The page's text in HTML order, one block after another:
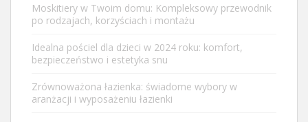
Moskitiery w Twoim domu: Kompleksowy przewodnik
po rodzajach, korzyściach i montażu
Idealna pościel dla dzieci w 2024 roku: komfort,
bezpieczeństwo i estetyka snu
Zrównoważona łazienka: świadome wybory w
aranżacji i wyposażeniu łazienki